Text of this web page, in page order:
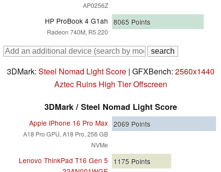
AP0256Z
HP ProBook 4 G1ah
Radeon 740M, R5 220
8065 Points
3DMark: Steel Nomad Light Score| GFXBench: 2560x1440
Aztec Ruins High Tier Offscreen
3DMark / Steel Nomad Light Score
Apple iPhone 16 Pro Max
A18 Pro GPU, A18 Pro, 256 GB
NVMe
2069 Points
Lenovo ThinkPad T16 Gen 5
1175 Points